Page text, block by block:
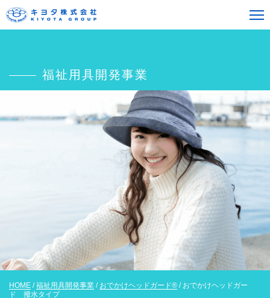
福祉用具開発事業
HOME /福祉用具開発事業 / おでかけヘッドガード® / おでかけヘッドガー
ド 撥水タイプ